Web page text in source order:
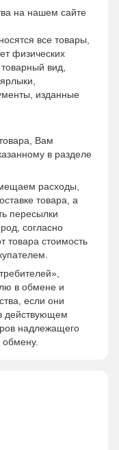
на нашем сайте
все товары,
физических
вид,
изданные
Вам
в разделе
расходы,
товара, а
пересылки
согласно
товара стоимость
в обмене и
если они
действующем
надлежащего